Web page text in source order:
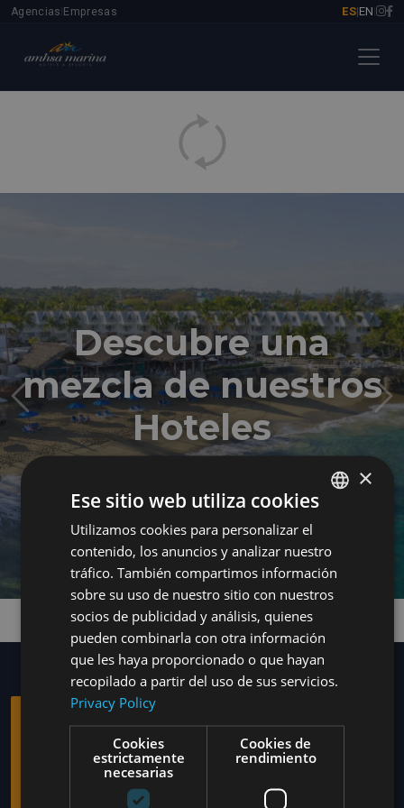
Agencias Empresas ES|EN
Descubre una
mezcla de nuestros
Hoteles
Anterior
AMHSA MARINA
HOTELS
Es una empresa con experiencia en la industria turistica que
SPANISH
×
Ese sitio web utiliza cookies
Utilizamos cookies para personalizar el
contenido, los anuncios y analizar nuestro
tráfico. También compartimos información
sobre su uso de nuestro sitio con nuestros
socios de publicidad y análisis, quienes
pueden combinarla con otra información
que les haya proporcionado o que hayan
recopilado a partir del uso de sus servicios.
Privacy Policy
Cookies
estrictamente
necesarias
Cookies de
rendimiento